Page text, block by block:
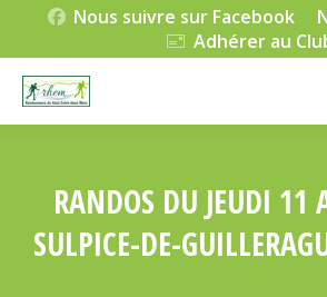
Nous suivre sur Facebook
Adhérer au
RANDOS DU JEUDI 11
SULPICE-DE-